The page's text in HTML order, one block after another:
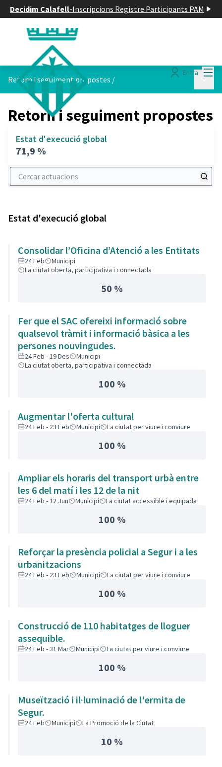
Decidim Calafell-Inscripcions Registre Participants PAM
Entra
Retorn i seguiment propostes /
Retorn i seguiment propostes
Estat d'execució global
71,9 %
Cercar actuacions
Estat d'execució global
Consolidar l’Oficina d’Atenció a les Entitats
24 Feb
Municipi
La ciutat oberta, participativa i connectada
50 %
Fer que el SAC ofereixi informació sobre
qualsevol tràmit i informació bàsica a les
persones nouvingudes.
24 Feb - 19 Des
Municipi
La ciutat oberta, participativa i connectada
100 %
Augmentar l'oferta cultural
24 Feb - 23 Feb Municipi La ciutat per viure i conviure
100 %
Ampliar els horaris del transport urbà entre
les 6 del matí i les 12 de la nit
24 Feb - 12 Jun Municipi La ciutat accessible i equipada
100 %
Reforçar la presència policial a Segur i a les
urbanitzacions
24 Feb - 23 Feb Municipi La ciutat per viure i conviure
100 %
Construcció de 110 habitatges de lloguer
assequible.
24 Feb - 31 Mar Municipi La ciutat per viure i conviure
100 %
Museïtzació i il·luminació de l'ermita de
Segur.
24 Feb Municipi La Promoció de la Ciutat
10 %